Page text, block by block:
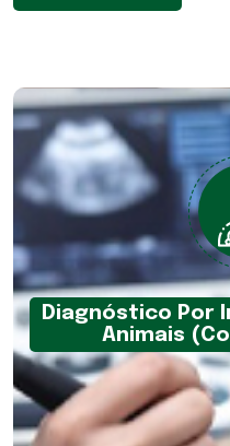
Diagnóstico Por
Animais